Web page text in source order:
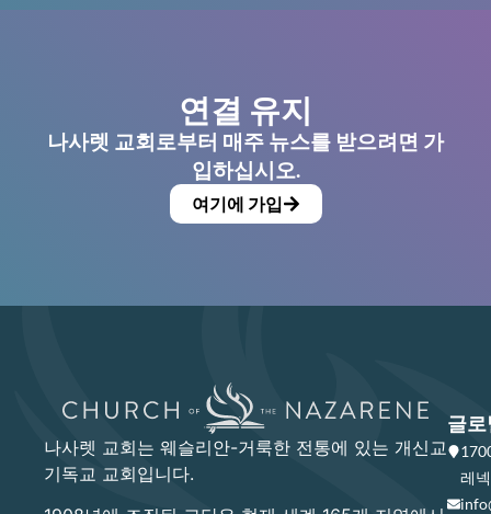
연결 유지
나사렛 교회로부터 매주 뉴스를 받으려면 가
입하십시오.
여기에 가입
나사렛 교회는 웨슬리안-거룩한 전통에 있는 개신교
기독교 교회입니다.
글로
레